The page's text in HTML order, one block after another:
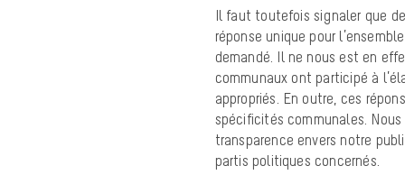
Il faut toutefois signaler que
réponse unique pour
demandé. Il ne nous est en
communaux ont participé à
appropriés. En outre, ces
spécificités communales.
transparence envers notre
partis politiques concernés.